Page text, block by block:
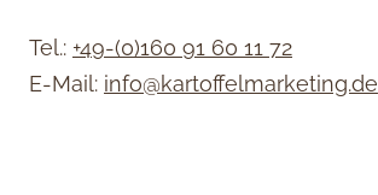
Tel.: +49-(0)160 91 60 11 72
E-Mail: info@kartoffelmarketing.de